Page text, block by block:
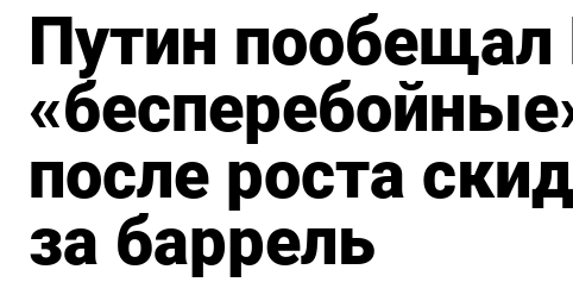
Путин
после роста
за баррель